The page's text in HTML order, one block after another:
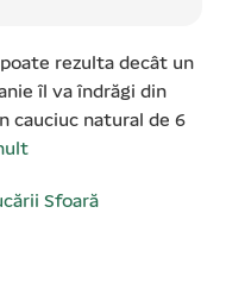
rezulta decât un
îl va îndrăgi din
cauciuc natural de 6
Sfoară